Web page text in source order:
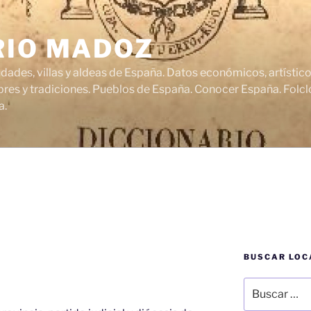
MADOZ
villas y aldeas de España. Datos económicos,
y tradiciones. Pueblos de España. Conocer España.
BUSCAR
por: